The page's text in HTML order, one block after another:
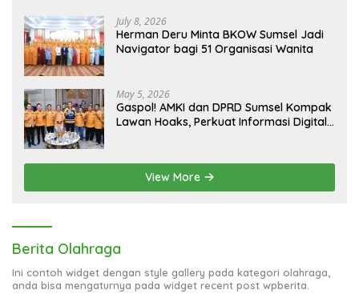
July 8, 2026
Herman Deru Minta BKOW Sumsel Jadi
Navigator bagi 51 Organisasi Wanita
May 5, 2026
Gaspol! AMKI dan DPRD Sumsel Kompak
Lawan Hoaks, Perkuat Informasi Digital
View More
Berita Olahraga
Ini contoh widget dengan style gallery pada kategori olahraga,
anda bisa mengaturnya pada widget recent post wpberita.